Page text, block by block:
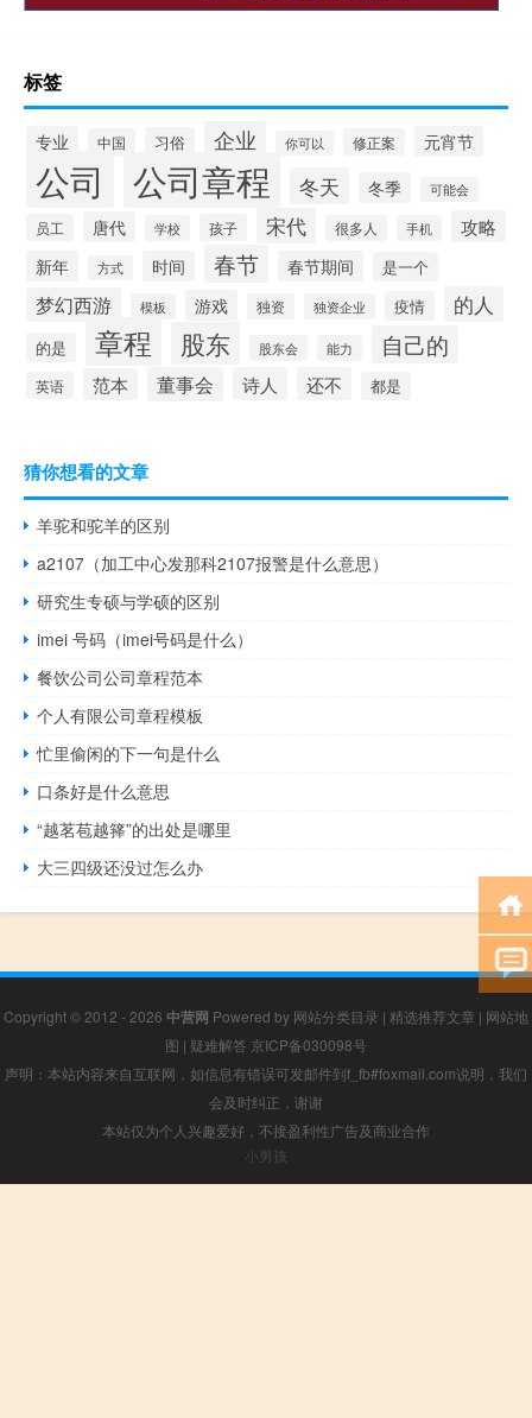
标签
专业 中国 习俗 企业 你可以 修正案 元宵节
公司 公司章程 冬天 冬季 可能会
员工 唐代 学校 孩子 宋代 很多人 手机 攻略
新年 方式 时间 春节 春节期间 是一个
梦幻西游 模板 游戏 独资 独资企业 疫情 的人
的是 章程 股东 股东会 能力 自己的
英语 范本 董事会 诗人 还不 都是
猜你想看的文章
羊驼和驼羊的区别
a2107（加工中心发那科2107报警是什么意思）
研究生专硕与学硕的区别
imei 号码（imei号码是什么）
餐饮公司公司章程范本
个人有限公司章程模板
忙里偷闲的下一句是什么
口条好是什么意思
“越茗苞越箨”的出处是哪里
大三四级还没过怎么办
Copyright © 2012 - 2026 中营网 Powered by 网站分类目录 | 精选推荐文章 | 网站地
图 | 疑难解答 京ICP备030098号
声明：本站内容来自互联网，如信息有错误可发邮件到f_fb#foxmail.com说明，我们
会及时纠正，谢谢
本站仅为个人兴趣爱好，不接盈利性广告及商业合作
小男孩